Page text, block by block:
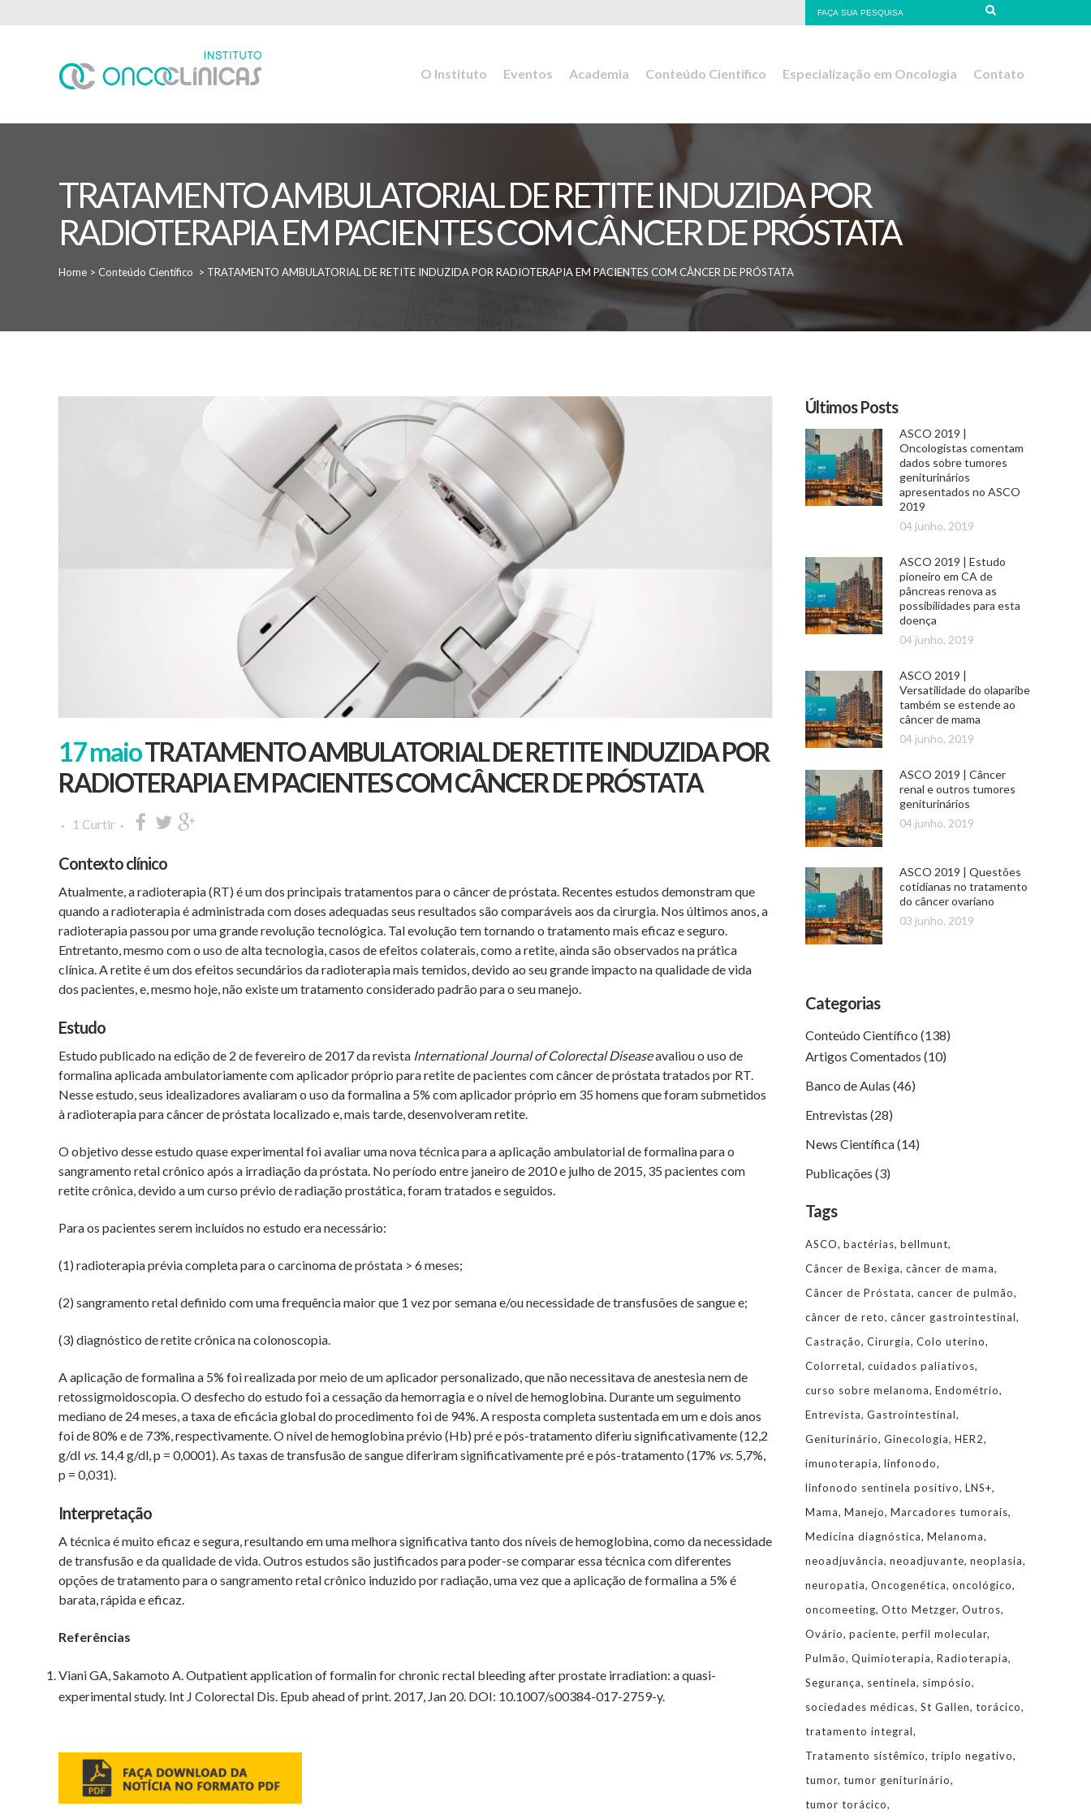
O Instituto Eventos Academia Conteúdo Científico Especialização em Oncologia Contato
TRATAMENTO AMBULATORIAL DE RETITE INDUZIDA POR
RADIOTERAPIA EM PACIENTES COM CÂNCER DE PRÓSTATA
Home > Conteúdo Científico > TRATAMENTO AMBULATORIAL DE RETITE INDUZIDA POR RADIOTERAPIA EM PACIENTES COM CÂNCER DE PRÓSTATA
17 maioTRATAMENTO AMBULATORIAL DE RETITE INDUZIDA POR
RADIOTERAPIA EM PACIENTES COM CÂNCER DE PRÓSTATA
1 Curtir
Contexto clínico
Atualmente, a radioterapia (RT) é um dos principais tratamentos para o câncer de próstata. Recentes estudos demonstram que
quando a radioterapia é administrada com doses adequadas seus resultados são comparáveis aos da cirurgia. Nos últimos anos, a
radioterapia passou por uma grande revolução tecnológica. Tal evolução tem tornando o tratamento mais eficaz e seguro.
Entretanto, mesmo com o uso de alta tecnologia, casos de efeitos colaterais, como a retite, ainda são observados na prática
clínica. A retite é um dos efeitos secundários da radioterapia mais temidos, devido ao seu grande impacto na qualidade de vida
dos pacientes, e, mesmo hoje, não existe um tratamento considerado padrão para o seu manejo.
Estudo
Estudo publicado na edição de 2 de fevereiro de 2017 da revista International Journal of Colorectal Diseaseavaliou o uso de
formalina aplicada ambulatoriamente com aplicador próprio para retite de pacientes com câncer de próstata tratados por RT.
Nesse estudo, seus idealizadores avaliaram o uso da formalina a 5% com aplicador próprio em 35 homens que foram submetidos
à radioterapia para câncer de próstata localizado e, mais tarde, desenvolveram retite.
O objetivo desse estudo quase experimental foi avaliar uma nova técnica para a aplicação ambulatorial de formalina para o
sangramento retal crônico após a irradiação da próstata. No período entre janeiro de 2010 e julho de 2015, 35 pacientes com
retite crônica, devido a um curso prévio de radiação prostática, foram tratados e seguidos.
Para os pacientes serem incluídos no estudo era necessário:
(1) radioterapia prévia completa para o carcinoma de próstata > 6 meses;
(2) sangramento retal definido com uma frequência maior que 1 vez por semana e/ou necessidade de transfusões de sangue e;
(3) diagnóstico de retite crônica na colonoscopia.
A aplicação de formalina a 5% foi realizada por meio de um aplicador personalizado, que não necessitava de anestesia nem de
retossigmoidoscopia. O desfecho do estudo foi a cessação da hemorragia e o nível de hemoglobina. Durante um seguimento
mediano de 24 meses, a taxa de eficácia global do procedimento foi de 94%. A resposta completa sustentada em um e dois anos
foi de 80% e de 73%, respectivamente. O nível de hemoglobina prévio (Hb) pré e pós-tratamento diferiu significativamente (12,2
g/dl vs. 14,4 g/dl, p = 0,0001). As taxas de transfusão de sangue diferiram significativamente pré e pós-tratamento (17% vs. 5,7%,
p = 0,031).
Interpretação
A técnica é muito eficaz e segura, resultando em uma melhora significativa tanto dos níveis de hemoglobina, como da necessidade
de transfusão e da qualidade de vida. Outros estudos são justificados para poder-se comparar essa técnica com diferentes
opções de tratamento para o sangramento retal crônico induzido por radiação, uma vez que a aplicação de formalina a 5% é
barata, rápida e eficaz.
Referências
Viani GA, Sakamoto A. Outpatient application of formalin for chronic rectal bleeding after prostate irradiation: a quasi-
experimental study. Int J Colorectal Dis. Epub ahead of print. 2017, Jan 20. DOI: 10.1007/s00384-017-2759-y.
Últimos Posts
ASCO 2019 |
Oncologistas comentam
dados sobre tumores
geniturinários
apresentados no ASCO
2019
04 junho, 2019
ASCO 2019 | Estudo
pioneiro em CA de
pâncreas renova as
possibilidades para esta
doença
04 junho, 2019
ASCO 2019 |
Versatilidade do olaparibe
também se estende ao
câncer de mama
04 junho, 2019
ASCO 2019 | Câncer
renal e outros tumores
geniturinários
04 junho, 2019
ASCO 2019 | Questões
cotidianas no tratamento
do câncer ovariano
03 junho, 2019
Categorias
Conteúdo Científico (138)
Artigos Comentados (10)
Banco de Aulas (46)
Entrevistas (28)
News Científica(14)
Publicações (3)
Tags
ASCO bactérias bellmunt
Câncer de Bexiga câncer de mama
Câncer de Próstata cancer de pulmão
câncer de reto câncer gastrointestinal
Castração Cirurgia Colo uterino
Colorretal cuidados paliativos
curso sobre melanoma Endométrio
Entrevista Gastrointestinal
Geniturinário Ginecologia HER2
imunoterapia linfonodo
linfonodo sentinela positivo LNS+
Mama Manejo Marcadores tumorais
Medicina diagnóstica Melanoma
neoadjuvância neoadjuvante neoplasia
neuropatia Oncogenética oncológico
oncomeeting Otto Metzger Outros
Ovário paciente perfil molecular
Pulmão Quimioterapia Radioterapia
Segurança
sentinela
simpósio
sociedades médicas St Gallen torácico
tratamento integral
Tratamento sistêmico triplo negativo
tumor tumor geniturinário
tumor torácico